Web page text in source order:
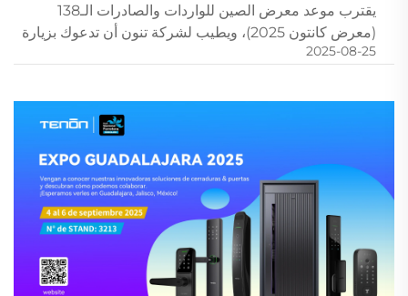
hardware بمعرض كانتون الـ138
يقترب موعد معرض الصين للواردات والصادرات الـ138
(معرض كانتون 2025)، ويطيب لشركة تنون أن تدعوك بزيارة
الأقفال...
2025-08-25